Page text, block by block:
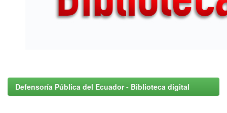
Defensoría Pública del Ecuador - Biblioteca digital